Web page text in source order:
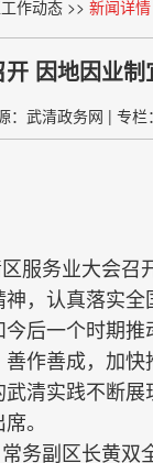
作动态 >> 新闻详情
因地因业
：武清政务网 | 专栏
服务业大会召
，认真落实
后一个时期推
作善成，加
武清实践不断
。
务副区长黄双